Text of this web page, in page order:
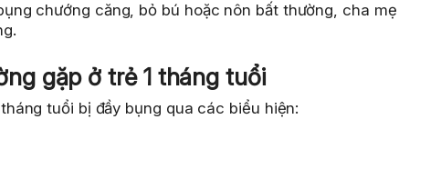
chướng căng, bỏ bú hoặc nôn bất thường, cha mẹ
gặp ở trẻ 1 tháng tuổi
tuổi bị đầy bụng qua các biểu hiện: